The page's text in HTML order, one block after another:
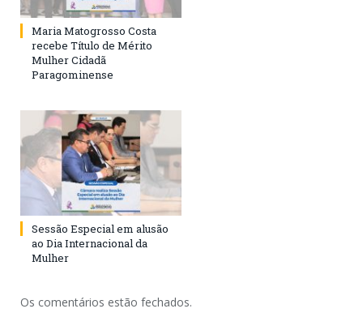
Maria Matogrosso Costa
recebe Título de Mérito
Mulher Cidadã
Paragominense
Sessão Especial em alusão
ao Dia Internacional da
Mulher
Os comentários estão fechados.